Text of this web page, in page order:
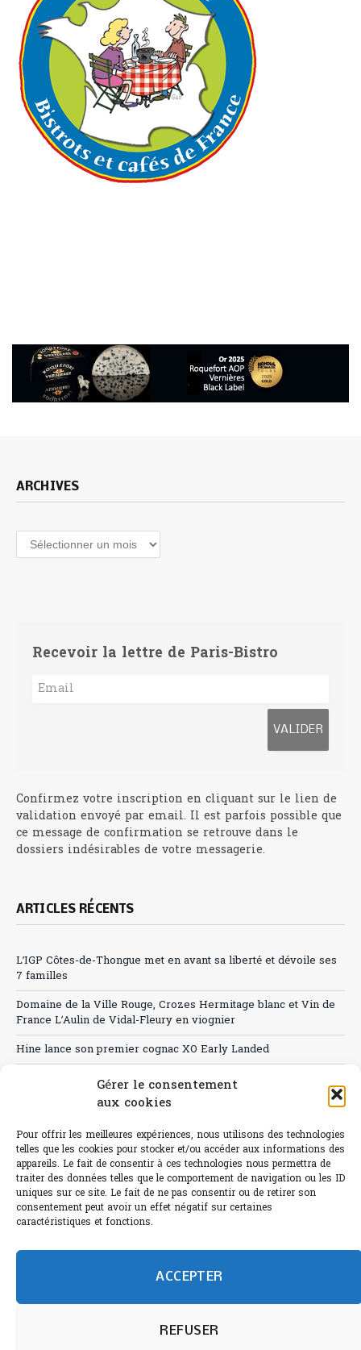
Gérer le consentement
aux cookies
Pour offrir les meilleures expériences, nous utilisons des technologies
telles que les cookies pour stocker et/ou accéder aux informations des
appareils. Le fait de consentir à ces technologies nous permettra de
traiter des données telles que le comportement de navigation ou les ID
uniques sur ce site. Le fait de ne pas consentir ou de retirer son
consentement peut avoir un effet négatif sur certaines
caractéristiques et fonctions.
ACCEPTER
REFUSER
ARCHIVES
Archives
Recevoir la lettre de Paris-Bistro
Confirmez votre inscription en cliquant sur le lien de
validation envoyé par email. Il est parfois possible que
ce message de confirmation se retrouve dans le
dossiers indésirables de votre messagerie.
ARTICLES RÉCENTS
L’IGP Côtes-de-Thongue met en avant sa liberté et dévoile ses
7 familles
Domaine de la Ville Rouge, Crozes Hermitage blanc et Vin de
France L’Aulin de Vidal-Fleury en viognier
Hine lance son premier cognac XO Early Landed
Canicule : A quand le CHR à « l’heure espagnole » ?
Sélection de rosés 2026
L'abus d'alcool est dangereux pour la santé.
©paris-bistro 2026 Paris-bistro.com est une publication 100%
humain et 0% IA de Paris Bistro Editions - SARL de Presse -
mail: contact@paris-bistro.com
Informations légales etRGPD